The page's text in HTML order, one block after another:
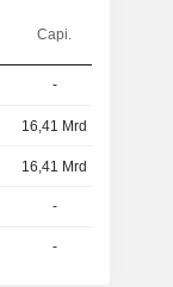
Capi.
-
16,41 Mrd
16,41 Mrd
-
-